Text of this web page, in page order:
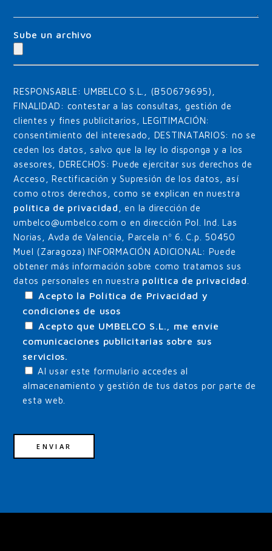
Sube un archivo
RESPONSABLE: UMBELCO S.L., (B50679695),
FINALIDAD: contestar a las consultas, gestión de
clientes y fines publicitarios, LEGITIMACIÓN:
consentimiento del interesado, DESTINATARIOS: no se
ceden los datos, salvo que la ley lo disponga y a los
asesores, DERECHOS: Puede ejercitar sus derechos de
Acceso, Rectificación y Supresión de los datos, así
como otros derechos, como se explican en nuestra
política de privacidad
, en la dirección de
umbelco@umbelco.com o en dirección Pol. Ind. Las
Norias, Avda de Valencia, Parcela nº 6. C.p. 50450
Muel (Zaragoza) INFORMACIÓN ADICIONAL: Puede
obtener más información sobre como tratamos sus
datos personales en nuestra política de privacidad
Acepto la Política de Privacidad y
condiciones de usos
Acepto que UMBELCO S.L., me envíe
comunicaciones publicitarias sobre sus
servicios.
Al usar este formulario accedes al
almacenamiento y gestión de tus datos por parte de
esta web.